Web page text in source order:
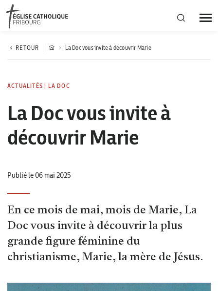
Région diocésaine
Agenda
Corporation cantonale
RETOUR La Doc vous invite à découvrir Marie
ACTUALITÉS LA DOC
La Doc vous invite à
découvrir Marie
Publié le 06 mai 2025
En ce mois de mai, mois de Marie, La
Doc vous invite à découvrir la plus
grande figure féminine du
christianisme, Marie, la mère de Jésus.